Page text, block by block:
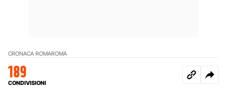
CRONACA ROMAROMA
189
CONDIVISIONI